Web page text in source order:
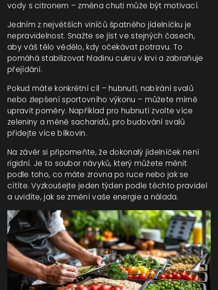
vody s citronem – změna chuti může být motivací.
Jedním z největších viníčů špatného jídelníčku je
nepravidelnost. Snažte se jíst ve stejných časech,
aby váš tělo vědělo, kdy očekávat potravu. To
pomáhá stabilizovat hladinu cukru v krvi a zabraňuje
přejídání.
Pokud máte konkrétní cíl – hubnutí, nabírání svalů
nebo zlepšení sportovního výkonu – můžete mírně
upravit poměry. Například pro hubnutí zvolte více
zeleniny a méně sacharidů, pro budování svalů
přidejte více bílkovin.
Na závěr si připomeňte, že dokonalý jídelníček není
rigidní. Je to soubor návyků, který můžete měnit
podle toho, co máte zrovna po ruce nebo jak se
cítíte. Vyzkoušejte jeden týden podle těchto pravidel
a uvidíte, jak se změní vaše energie a nálada.